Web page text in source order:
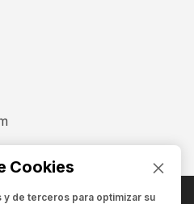
Cookies
de terceros para optimizar su